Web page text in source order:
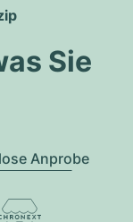
Sie
Anprobe